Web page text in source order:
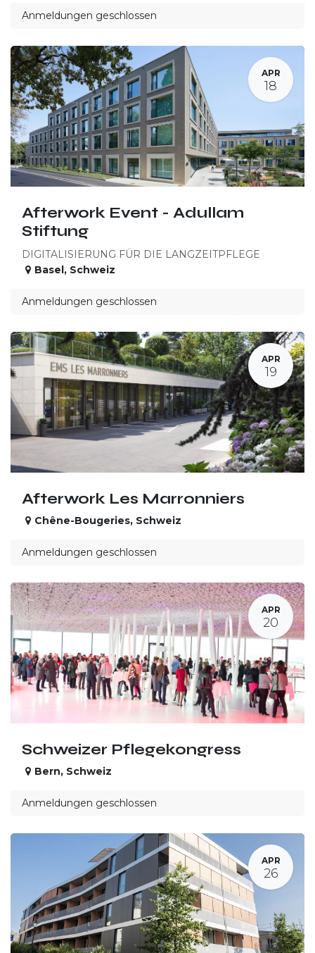
Anmeldungen geschlossen
APR
18
Afterwork Event - Adullam
Stiftung
DIGITALISIERUNG FÜR DIE LANGZEITPFLEGE
Basel, Schweiz
Anmeldungen geschlossen
APR
19
Afterwork Les Marronniers
Chêne-Bougeries, Schweiz
Anmeldungen geschlossen
APR
20
Schweizer Pflegekongress
Bern, Schweiz
Anmeldungen geschlossen
APR
26